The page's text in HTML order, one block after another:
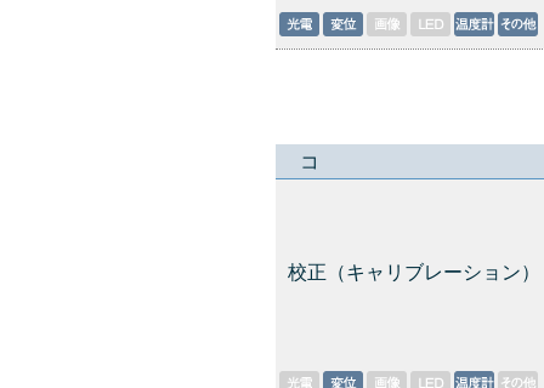
コ
校正（キャリブレーション）